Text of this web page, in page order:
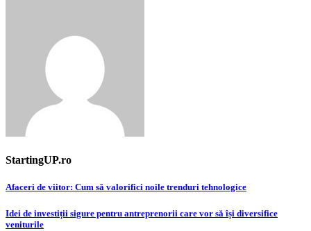
StartingUP.ro
Post
navigation
Afaceri de viitor: Cum să valorifici noile trenduri tehnologice
Idei de investiții sigure pentru antreprenorii care vor să își diversifice
veniturile